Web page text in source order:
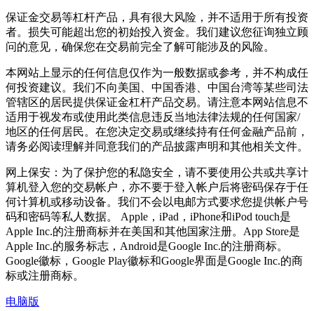
保证金交易等杠杆产品，具有很大风险，并不适用于所有投资
者。损失可能超出您的初始投入资金。我们建议您征询独立顾
问的意见，确保您在交易前完全了解可能涉及的风险。
本网站上显示的任何信息仅作为一般数据或参考，并不构成任
何投资建议。我们不向美国、中国香港、中国台湾等某些司法
管辖区的居民提供保证金杠杆产品交易。请注意本网站信息不
适用于视发布或使用此类信息违反当地法律法规的任何国家/
地区的任何居民。在您决定交易或继续持有任何金融产品前，
请务必阅读理解并同意我们的产品披露声明和其他相关文件。
网上保安：为了保护您的私隐安全，请不要使用公共或共享计
算机登入您的交易帐户，亦不要于登入帐户后将密码保存于任
何计算机或移动设备。我们不会以电邮方式要求您提供帐户号
码和密码等私人数据。 Apple，iPad，iPhone和iPod touch是
Apple Inc.的注册商标并在美国和其他国家注册。App Store是
Apple Inc.的服务标志，Android是Google Inc.的注册商标。
Google徽标，Google Play徽标和Google界面是Google Inc.的商
标或注册商标。
电脑版